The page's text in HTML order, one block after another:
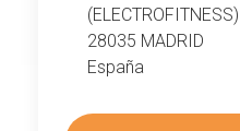
(ELECTROFITNESS)
28035 MADRID
España